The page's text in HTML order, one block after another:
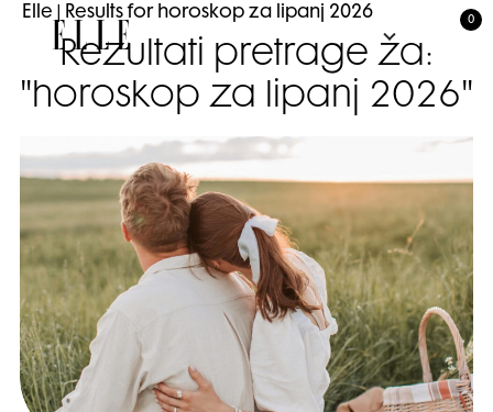
Elle
0
Elle Results for horoskop za lipanj 2026
Rezultati pretrage za:
"horoskop za lipanj 2026"